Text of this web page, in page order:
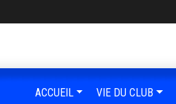
ACCUEIL VIE DU CLUB